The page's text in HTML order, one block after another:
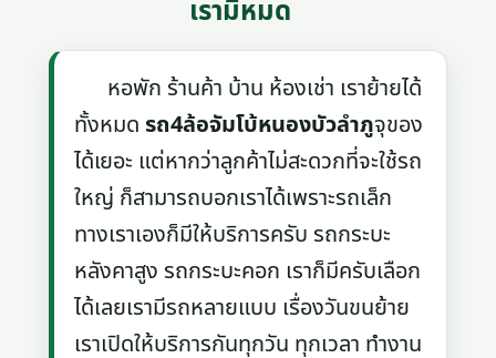
เรามีหมด
หอพัก ร้านค้า บ้าน ห้องเช่า เราย้ายได้
ทั้งหมดรถ4ล้อจัมโบ้หนองบัวลำภูจุของ
ได้เยอะ แต่หากว่าลูกค้าไม่สะดวกที่จะใช้รถ
ใหญ่ ก็สามารถบอกเราได้เพราะรถเล็ก
ทางเราเองก็มีให้บริการครับ รถกระบะ
หลังคาสูง รถกระบะคอก เราก็มีครับเลือก
ได้เลยเรามีรถหลายแบบ เรื่องวันขนย้าย
เราเปิดให้บริการกันทุกวัน ทุกเวลา ทำงาน